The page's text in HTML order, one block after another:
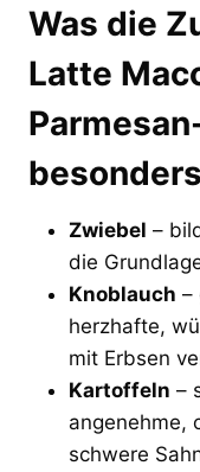
Was die
Latte
Zwiebel –
die
Knoblauch –
herzhafte,
mit Erbsen
Kartoffeln –
angenehme,
schwere